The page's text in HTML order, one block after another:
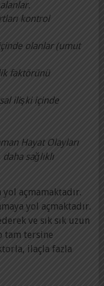
kontrol
olanlar (umut
faktörünü
ilişki içinde
Hayat Olayları
sağlıklı
açmamaktadır.
yol açmaktadır.
ve sık sık uzun
tam tersine
ilaçla fazla